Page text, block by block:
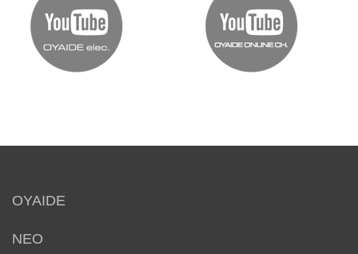
OYAIDE
NEO